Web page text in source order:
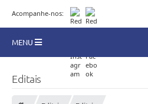
Acompanhe-nos:
MENU
Editais